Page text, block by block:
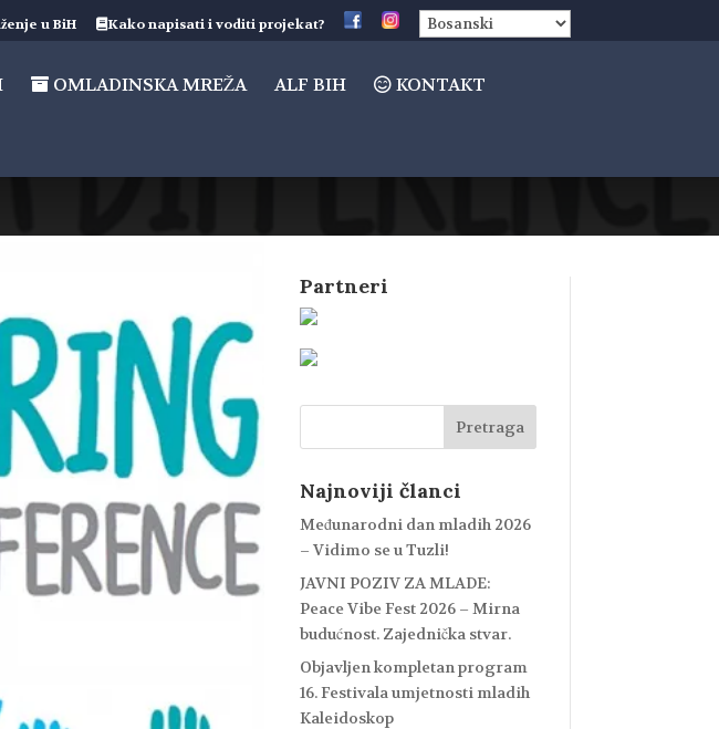
u BiH Kako napisati i voditi projekat?
OMLADINSKA MREŽA ALF BIH KONTAKT
Partneri
Najnoviji članci
Međunarodni dan mladih 2026
– Vidimo se u Tuzli!
JAVNI POZIV ZA MLADE:
Peace Vibe Fest 2026 – Mirna
budućnost. Zajednička stvar.
Objavljen kompletan program
16. Festivala umjetnosti mladih
Kaleidoskop